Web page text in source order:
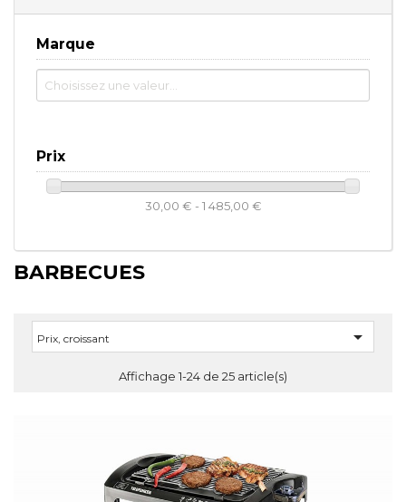
Marque
Prix
30,00 € - 1 485,00 €
BARBECUES
Prix, croissant 
Affichage 1-24 de 25 article(s)